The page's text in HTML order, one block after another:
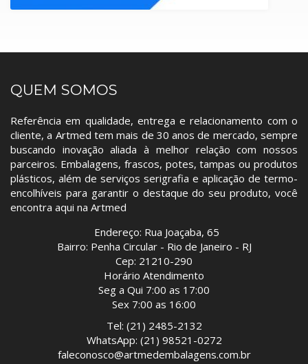
QUEM SOMOS
Referência em qualidade, entrega e relacionamento com o
cliente, a Artmed tem mais de 30 anos de mercado, sempre
buscando inovação aliada à melhor relação com nossos
parceiros. Embalagens, frascos, potes, tampas ou produtos
plásticos, além de serviços serigrafia e aplicação de termo-
encolhíveis para garantir o destaque do seu produto, você
encontra aqui na Artmed
Endereço: Rua Joaçaba, 65
Bairro: Penha Circular - Rio de Janeiro - RJ
Cep: 21210-290
Horário Atendimento
Seg a Qui 7:00 as 17:00
Sex 7:00 as 16:00
Tel: (21) 2485-2132
WhatsApp: (21) 98521-0272
faleconosco@artmedembalagens.com.br